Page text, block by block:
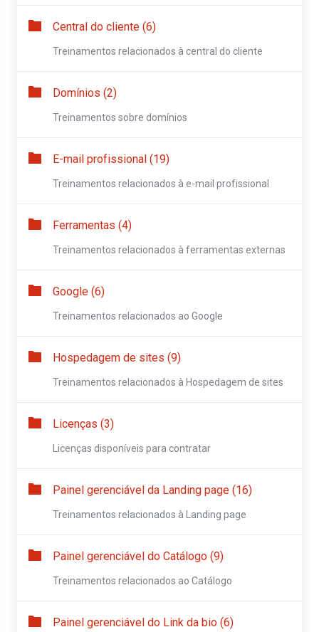
Central do cliente (6)
Treinamentos relacionados à central do cliente
Domínios (2)
Treinamentos sobre domínios
E-mail profissional (19)
Treinamentos relacionados à e-mail profissional
Ferramentas (4)
Treinamentos relacionados à ferramentas externas
Google (6)
Treinamentos relacionados ao Google
Hospedagem de sites (9)
Treinamentos relacionados à Hospedagem de sites
Licenças (3)
Licenças disponíveis para contratar
Painel gerenciável da Landing page (16)
Treinamentos relacionados à Landing page
Painel gerenciável do Catálogo (9)
Treinamentos relacionados ao Catálogo
Painel gerenciável do Link da bio (6)